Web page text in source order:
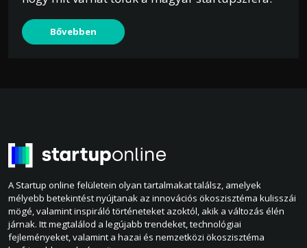
Bővebben
A Startup online felületein olyan tartalmakat találsz, amelyek
mélyebb betekintést nyújtanak az innovációs ökoszisztéma kulisszái
mögé, valamint inspiráló történeteket azoktól, akik a változás élén
járnak. Itt megtalálod a legújabb trendeket, technológiai
fejleményeket, valamint a hazai és nemzetközi ökoszisztéma